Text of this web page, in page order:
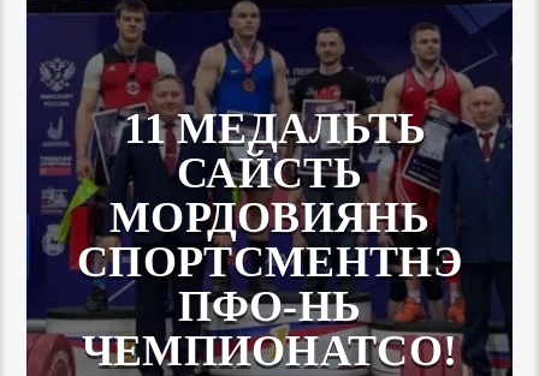
11 МЕДАЛЬТЬ
САЙСТЬ
МОРДОВИЯНЬ
СПОРТСМЕНТНЭ
ПФО-НЬ
ЧЕМПИОНАТСО!